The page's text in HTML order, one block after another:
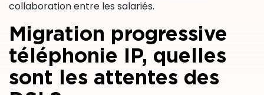
collaboration entre les salariés.
Migration progressive
téléphonie IP, quelles
sont les attentes des